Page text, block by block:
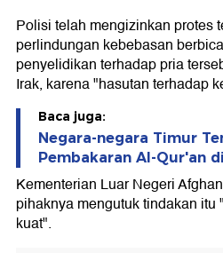
Polisi telah mengizinkan protes
perlindungan kebebasan
penyelidikan terhadap pria
Irak, karena "hasutan terhadap
Baca juga:
Negara-negara Timur
Pembakaran Al-Qur'an
Kementerian Luar Negeri
pihaknya mengutuk tindakan
kuat".